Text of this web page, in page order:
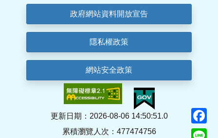
政府網站資料開放宣告
隱私權政策
網站安全政策
更新日期：2026-08-06 14:50:51.0
累積瀏覽人次：477474756